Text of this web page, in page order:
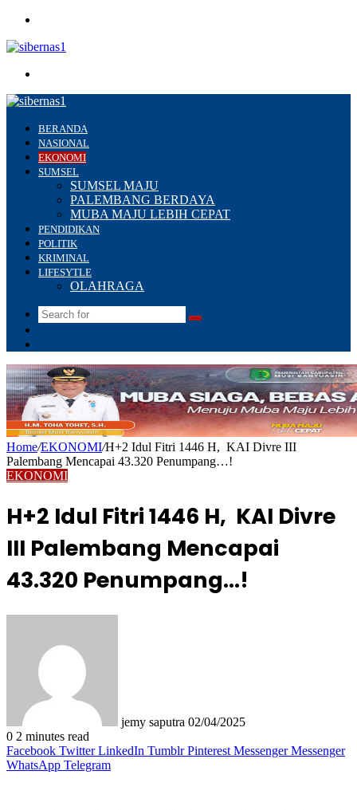
BERANDA
NASIONAL
EKONOMI
SUMSEL
SUMSEL MAJU
PALEMBANG BERDAYA
MUBA MAJU LEBIH CEPAT
PENDIDIKAN
POLITIK
KRIMINAL
LIFESYTLE
OLAHRAGA
Search
Home/EKONOMI/H+2 Idul Fitri 1446 H, KAI Divre III
Palembang Mencapai 43.320 Penumpang…!
EKONOMI
H+2 Idul Fitri 1446 H, KAI Divre
III Palembang Mencapai
43.320 Penumpang…!
jemy saputra 02/04/2025
0 2 minutes read
Facebook Twitter LinkedIn Tumblr Pinterest Messenger Messenger
WhatsApp Telegram